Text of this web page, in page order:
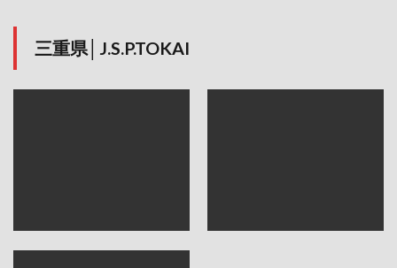
三重県│J.S.P.TOKAI